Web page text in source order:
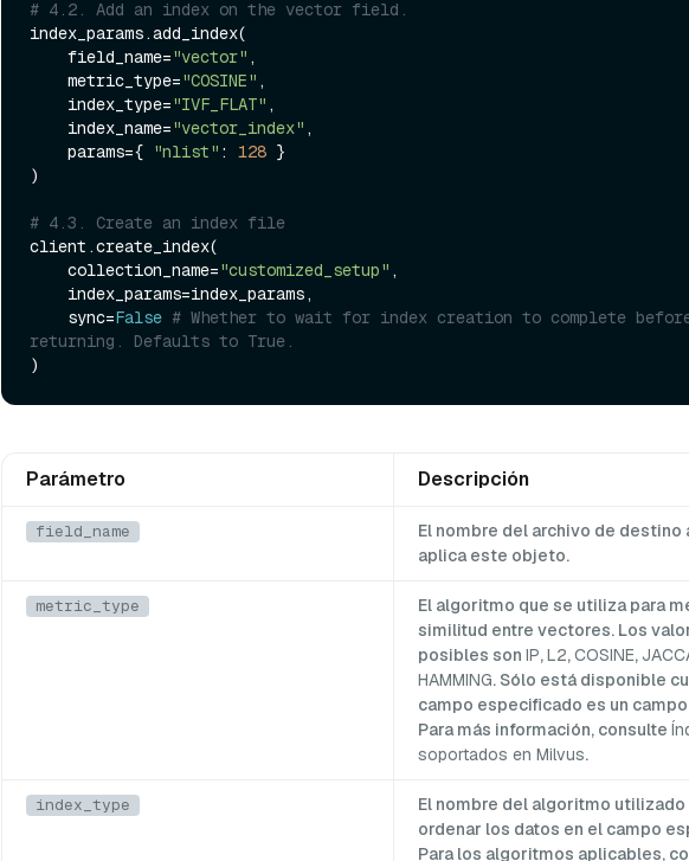
# 4.2. Add an index on the vector field.
index_params.add_index(
    field_name=
"vector" ,
    metric_type=
"COSINE" ,
    index_type=
"IVF_FLAT" ,
    index_name=
"vector_index" ,
    params={
"nlist" : 128 }
)
# 4.3. Create an index file
client.create_index(
    collection_name=
"customized_setup" ,
    sync=
False # Whether to wait for index creation to complete
returning. Defaults to True.
Parámetro Descripción
field_name
El nombre del archivo de destino
aplica este objeto.
metric_type
El algoritmo que se utiliza para
similitud entre vectores. Los
posibles son IP,L2,COSINE,
HAMMING. Sólo está disponible
campo especificado es un
Para más información, consulte
soportados en Milvus.
index_type
El nombre del algoritmo utilizado
ordenar los datos en el campo
Para los algoritmos aplicables,